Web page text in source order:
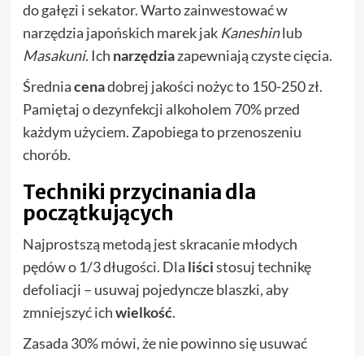
do gałęzi i sekator. Warto zainwestować w
narzędzia japońskich marek jak Kaneshinlub
Masakuni. Ich narzędziazapewniają czyste cięcia.
Średniacenadobrej jakości nożyc to 150-250 zł.
Pamiętaj o dezynfekcji alkoholem 70% przed
każdym użyciem. Zapobiega to przenoszeniu
chorób.
Techniki przycinania dla
początkujących
Najprostszą metodą jest skracanie młodych
pędów o 1/3 długości. Dla liścistosuj technikę
defoliacji – usuwaj pojedyncze blaszki, aby
zmniejszyć ichwielkość.
Zasada 30% mówi, że nie powinno się usuwać